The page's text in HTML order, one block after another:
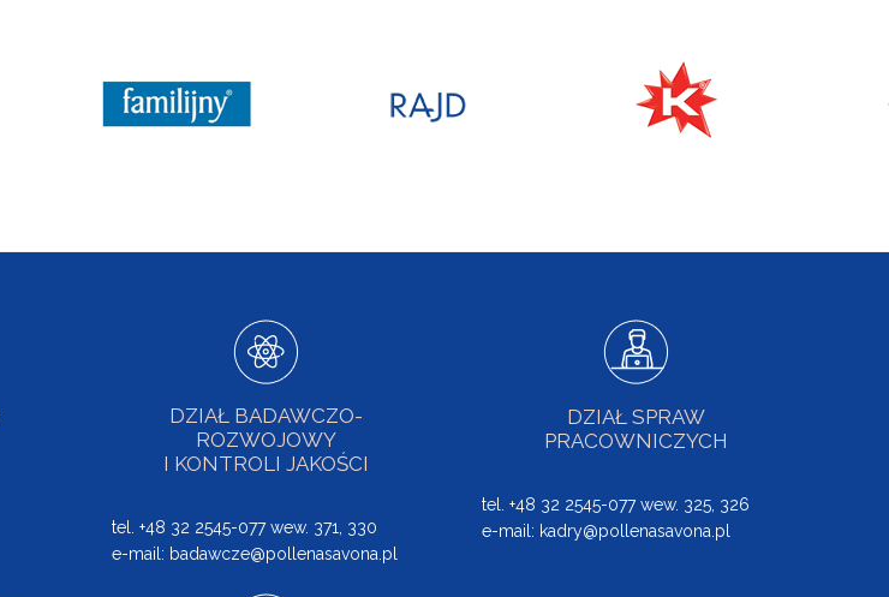
DZIAŁ BADAWCZO-
ROZWOJOWY
I KONTROLI JAKOŚCI
tel. +48 32 2545-077 wew. 371, 330
e-mail: badawcze@pollenasavona.pl
DZIAŁ SPRAW
PRACOWNICZYCH
tel. +48 32 2545-077 wew. 325, 326
e-mail: kadry@pollenasavona.pl